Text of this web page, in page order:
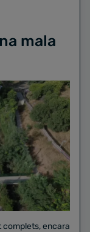
mala
complets, encara